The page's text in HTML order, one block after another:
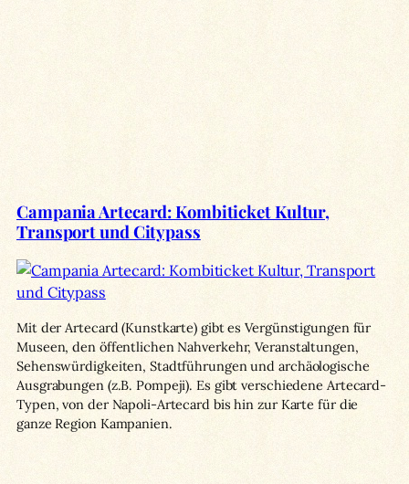
Campania Artecard: Kombiticket Kultur,
Transport und Citypass
Mit der Artecard (Kunstkarte) gibt es Vergünstigungen für
Museen, den öffentlichen Nahverkehr, Veranstaltungen,
Sehenswürdigkeiten, Stadtführungen und archäologische
Ausgrabungen (z.B. Pompeji). Es gibt verschiedene Artecard-
Typen, von der Napoli-Artecard bis hin zur Karte für die
ganze Region Kampanien.